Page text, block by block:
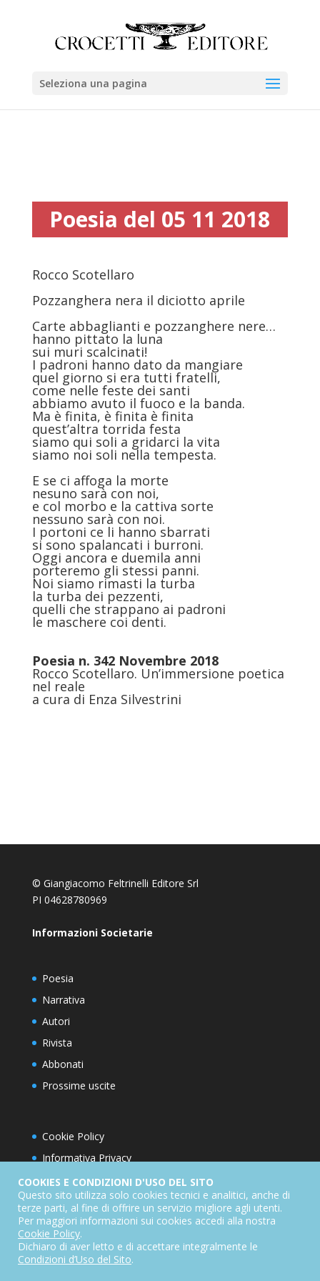
Seleziona una pagina
Poesia del 05 11 2018
Rocco Scotellaro
Pozzanghera nera il diciotto aprile
Carte abbaglianti e pozzanghere nere…
hanno pittato la luna
sui muri scalcinati!
I padroni hanno dato da mangiare
quel giorno si era tutti fratelli,
come nelle feste dei santi
abbiamo avuto il fuoco e la banda.
Ma è finita, è finita è finita
quest’altra torrida festa
siamo qui soli a gridarci la vita
siamo noi soli nella tempesta.
E se ci affoga la morte
nesuno sarà con noi,
e col morbo e la cattiva sorte
nessuno sarà con noi.
I portoni ce li hanno sbarrati
si sono spalancati i burroni.
Oggi ancora e duemila anni
porteremo gli stessi panni.
Noi siamo rimasti la turba
la turba dei pezzenti,
quelli che strappano ai padroni
le maschere coi denti.
Poesia n. 342 Novembre 2018
Rocco Scotellaro. Un’immersione poetica
nel reale
a cura di Enza Silvestrini
© Giangiacomo Feltrinelli Editore Srl
PI 04628780969
Informazioni Societarie
Poesia
Narrativa
Autori
Rivista
Abbonati
Prossime uscite
Cookie Policy
Informativa Privacy
Condizioni d’utilizzo del sito
Condizioni generali di abbonamento
Informativa sul diritto di recesso
Dichiarazione di accessibilità
COOKIES E CONDIZIONI D'USO DEL SITO
Questo sito utilizza solo cookies tecnici e analitici, anche di
terze parti, al fine di offrire un servizio migliore agli utenti.
Per maggiori informazioni sui cookies accedi alla nostra
Cookie Policy.
Dichiaro di aver letto e di accettare integralmente le
Condizioni d’Uso del Sito.